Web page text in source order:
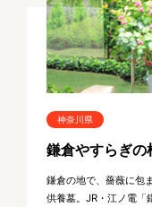
神奈川県
鎌倉やすらぎの
鎌倉の地で、薔薇に包
供養墓。JR・江ノ電「